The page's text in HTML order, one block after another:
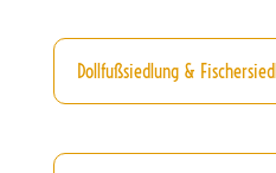
Dollfußsiedlung &